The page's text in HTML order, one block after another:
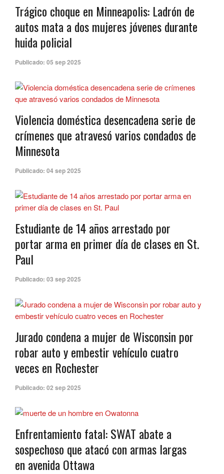
Trágico choque en Minneapolis: Ladrón de
autos mata a dos mujeres jóvenes durante
huida policial
Publicado: 05 sep 2025
Violencia doméstica desencadena serie de
crímenes que atravesó varios condados de
Minnesota
Publicado: 04 sep 2025
Estudiante de 14 años arrestado por
portar arma en primer día de clases en St.
Paul
Publicado: 03 sep 2025
Jurado condena a mujer de Wisconsin por
robar auto y embestir vehículo cuatro
veces en Rochester
Publicado: 02 sep 2025
Enfrentamiento fatal: SWAT abate a
sospechoso que atacó con armas largas
en avenida Ottawa